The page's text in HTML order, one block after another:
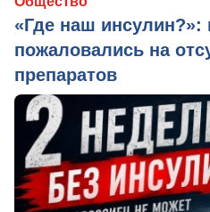
«Где наш инсулин?»:
пожаловались на
препаратов